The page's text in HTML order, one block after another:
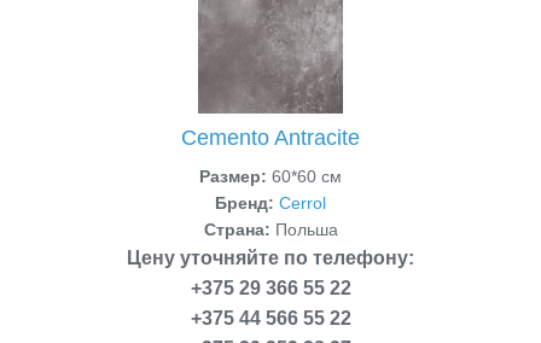
Cemento Antracite
Размер: 60*60 см
Бренд: Cerrol
Страна: Польша
Цену уточняйте по телефону:
+375 29 366 55 22
+375 44 566 55 22